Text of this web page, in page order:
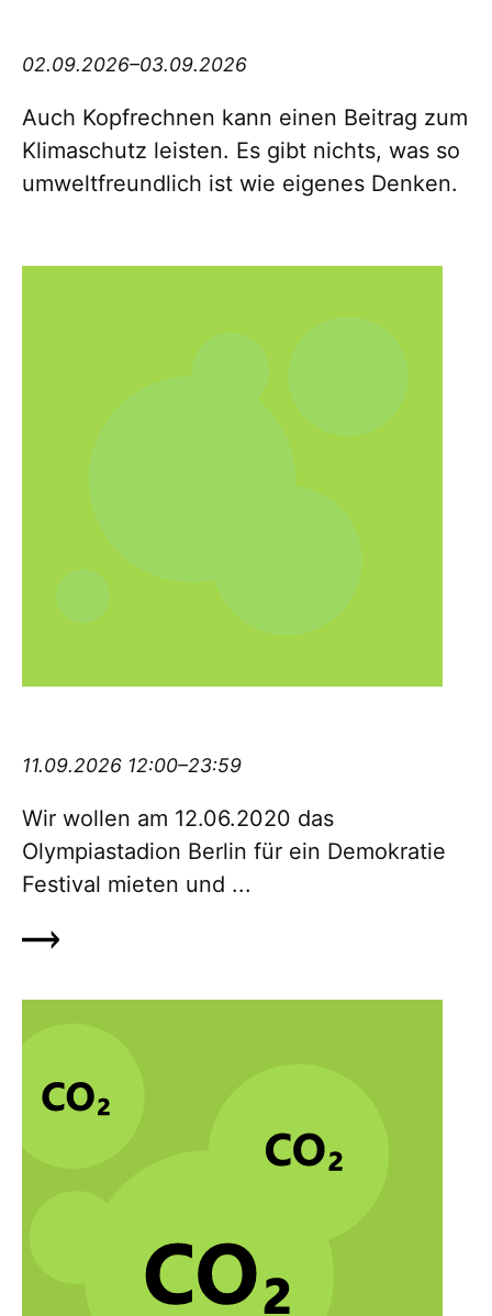
02.09.2026–03.09.2026
Auch Kopfrechnen kann einen Beitrag zum
Klimaschutz leisten. Es gibt nichts, was so
umweltfreundlich ist wie eigenes Denken.
11.09.2026 12:00–23:59
Wir wollen am 12.06.2020 das
Olympiastadion Berlin für ein De­mo­kratie
Festival mieten und ...